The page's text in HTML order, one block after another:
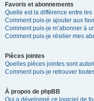
Favoris et abonnements
Quelle est la différence entre
Comment puis-je ajouter aux
Comment puis-je m’abonner à
Comment puis-je résilier mes
Pièces jointes
Quelles pièces jointes sont
Comment puis-je retrouver
À propos de phpBB